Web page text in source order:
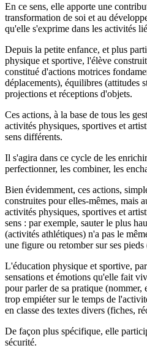
En ce sens, elle apporte une
transformation de soi et au
qu'elle s'exprime dans les activités
Depuis la petite enfance, et plus
physique et sportive, l'élève
constitué d'actions motrices
déplacements), équilibres (attitudes
projections et réceptions d'objets.
Ces actions, à la base de tous les
activités physiques, sportives et
sens différents.
Il s'agira dans ce cycle de les
perfectionner, les combiner, les
Bien évidemment, ces actions,
construites pour elles-mêmes, mais
activités physiques, sportives et
sens : par exemple, sauter le plus
(activités athlétiques) n'a pas le
une figure ou retomber sur ses
L'éducation physique et sportive,
sensations et émotions qu'elle fait
pour parler de sa pratique (nommer,
trop empiéter sur le temps de
en classe des textes divers (fiches,
De façon plus spécifique, elle
sécurité.